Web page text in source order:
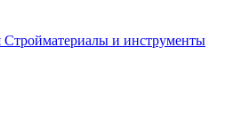
Стройматериалы и инструменты